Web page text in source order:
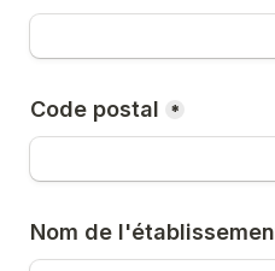
Code postal *
Nom de